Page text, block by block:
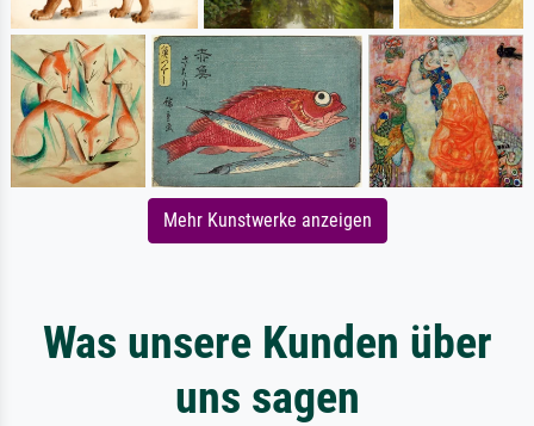
Mehr Kunstwerke anzeigen
Was unsere Kunden über
uns sagen